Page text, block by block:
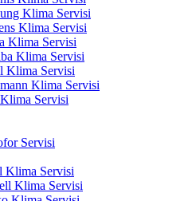
Klima Servisi
Klima Servisi
Klima Servisi
Klima Servisi
Klima Servisi
Klima Servisi
Servisi
Servisi
Klima Servisi
Klima Servisi